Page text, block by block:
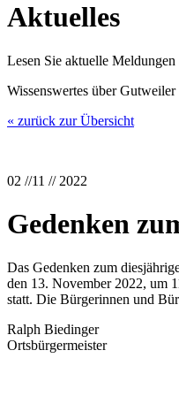
Aktuelles
Lesen Sie aktuelle
Wissenswertes über Gutweiler
« zurück zur Übersicht
02 //11 // 2022
Gedenken
Das Gedenken zum
den 13. November 2022, um
statt. Die Bürgerinnen und
Ralph Biedinger
Ortsbürgermeister